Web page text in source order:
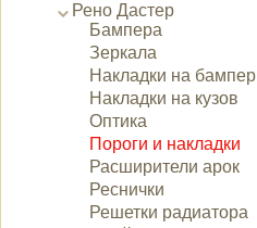
Рено Дастер
Бампера
Зеркала
Накладки на бампер
Накладки на кузов
Оптика
Пороги и накладки
Расширители арок
Реснички
Решетки радиатора